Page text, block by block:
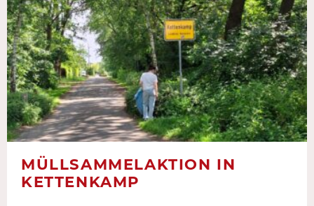
MÜLLSAMMELAKTION IN
KETTENKAMP